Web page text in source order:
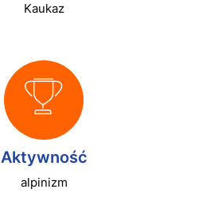
Kaukaz
Aktywność
alpinizm